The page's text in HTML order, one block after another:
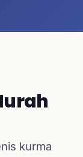
kurma